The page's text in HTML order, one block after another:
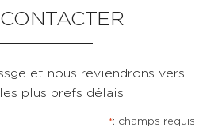
et nous reviendrons vers
plus brefs délais.
*: champs requis